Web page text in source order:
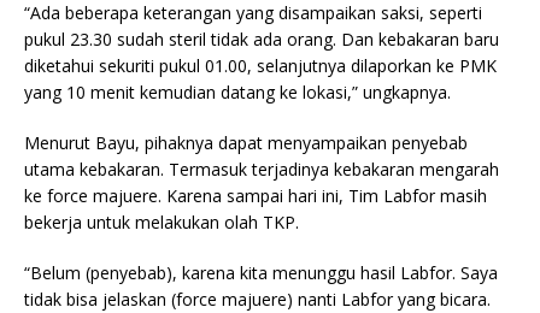
“Ada beberapa keterangan yang disampaikan saksi, seperti
pukul 23.30 sudah steril tidak ada orang. Dan kebakaran baru
diketahui sekuriti pukul 01.00, selanjutnya dilaporkan ke PMK
yang 10 menit kemudian datang ke lokasi,” ungkapnya.
Menurut Bayu, pihaknya dapat menyampaikan penyebab
utama kebakaran. Termasuk terjadinya kebakaran mengarah
ke force majuere. Karena sampai hari ini, Tim Labfor masih
bekerja untuk melakukan olah TKP.
“Belum (penyebab), karena kita menunggu hasil Labfor. Saya
tidak bisa jelaskan (force majuere) nanti Labfor yang bicara.